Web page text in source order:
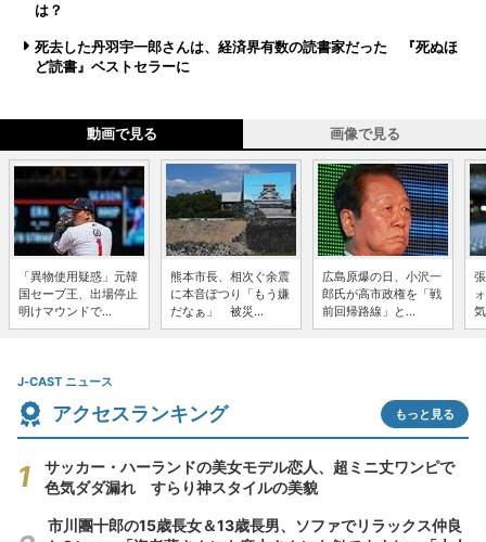
は？
死去した丹羽宇一郎さんは、経済界有数の読書家だった 『死ぬほ
ど読書』ベストセラーに
動画で見る 画像で見る
「異物使用疑惑」元韓
国セーブ王、出場停止
明けマウンドで...
熊本市長、相次ぐ余震
に本音ぽつり「もう嫌
だなぁ」 被災...
広島原爆の日、小沢一
郎氏が高市政権を「戦
前回帰路線」と...
J-CAST ニュース
アクセスランキング もっと見る
サッカー・ハーランドの美女モデル恋人、超ミニ丈ワンピで
色気ダダ漏れ すらり神スタイルの美貌
市川團十郎の15歳長女＆13歳長男、ソファでリラックス仲良